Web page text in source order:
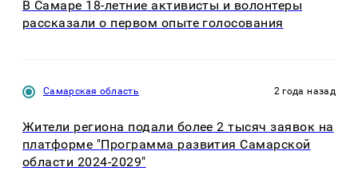
В Самаре 18-летние активисты и волонтеры
рассказали о первом опыте голосования
Самарская область 2 года назад
Жители региона подали более 2 тысяч заявок на
платформе "Программа развития Самарской
области 2024-2029"